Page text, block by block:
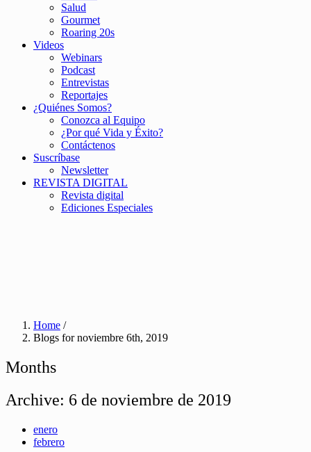
Salud
Gourmet
Roaring 20s
Videos
Webinars
Podcast
Entrevistas
Reportajes
¿Quiénes Somos?
Conozca al Equipo
¿Por qué Vida y Éxito?
Contáctenos
Suscríbase
Newsletter
REVISTA DIGITAL
Revista digital
Ediciones Especiales
Home /
Blogs for noviembre 6th, 2019
Months
Archive: 6 de noviembre de 2019
enero
febrero